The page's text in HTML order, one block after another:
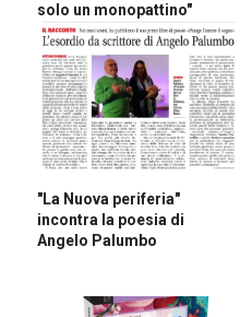
solo un monopattino"
"La Nuova periferia"
incontra la poesia di
Angelo Palumbo